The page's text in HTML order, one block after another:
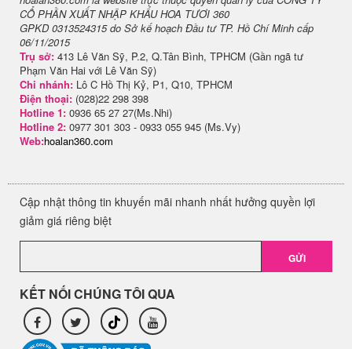
CỔ PHẦN XUẤT NHẬP KHẨU HOA TƯƠI 360
GPKD 0313524315 do Sở kế hoạch Đầu tư TP. Hồ Chí Minh cấp
06/11/2015
Trụ sở: 413 Lê Văn Sỹ, P.2, Q.Tân Bình, TPHCM (Gần ngã tư
Phạm Văn Hai với Lê Văn Sỹ)
Chi nhánh: Lô C Hồ Thị Kỷ, P1, Q10, TPHCM
Điện thoại: (028)22 298 398
Hotline 1: 0936 65 27 27(Ms.Nhi)
Hotline 2: 0977 301 303 - 0933 055 945 (Ms.Vy)
Web:hoalan360.com
Cập nhật thông tin khuyến mãi nhanh nhất hưởng quyền lợi
giảm giá riêng biệt
GỬI
KẾT NỐI CHÚNG TÔI QUA